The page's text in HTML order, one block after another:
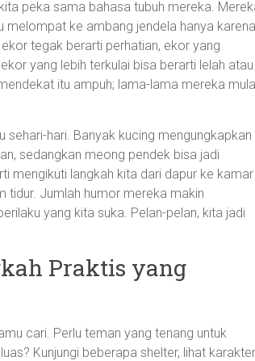
peka sama bahasa tubuh mereka.
melompat ke ambang jendela hanya karena
tegak berarti perhatian, ekor yang
yang lebih terkulai bisa berarti lelah atau
itu ampuh; lama-lama mereka
hari. Banyak kucing mengungkapkan
sedangkan meong pendek bisa jadi
mengikuti langkah kita dari dapur ke kamar
tidur. Jumlah humor mereka makin
yang kita suka. Pelan-pelan, kita jadi
Praktis yang
cari. Perlu teman yang tenang untuk
Kunjungi beberapa shelter, lihat karakter